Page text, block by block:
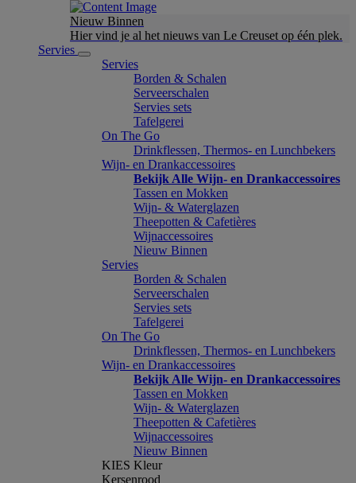
Nieuw Binnen
Hier vind je al het nieuws van Le Creuset op één plek.
Servies
Servies
Borden & Schalen
Serveerschalen
Servies sets
Tafelgerei
On The Go
Drinkflessen, Thermos- en Lunchbekers
Wijn- en Drankaccessoires
Bekijk Alle Wijn- en Drankaccessoires
Tassen en Mokken
Wijn- & Waterglazen
Theepotten & Cafetières
Wijnaccessoires
Nieuw Binnen
Servies
Borden & Schalen
Serveerschalen
Servies sets
Tafelgerei
On The Go
Drinkflessen, Thermos- en Lunchbekers
Wijn- en Drankaccessoires
Bekijk Alle Wijn- en Drankaccessoires
Tassen en Mokken
Wijn- & Waterglazen
Theepotten & Cafetières
Wijnaccessoires
Nieuw Binnen
KIES Kleur
Kersenrood